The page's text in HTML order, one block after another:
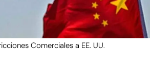
Comerciales a EE. UU.